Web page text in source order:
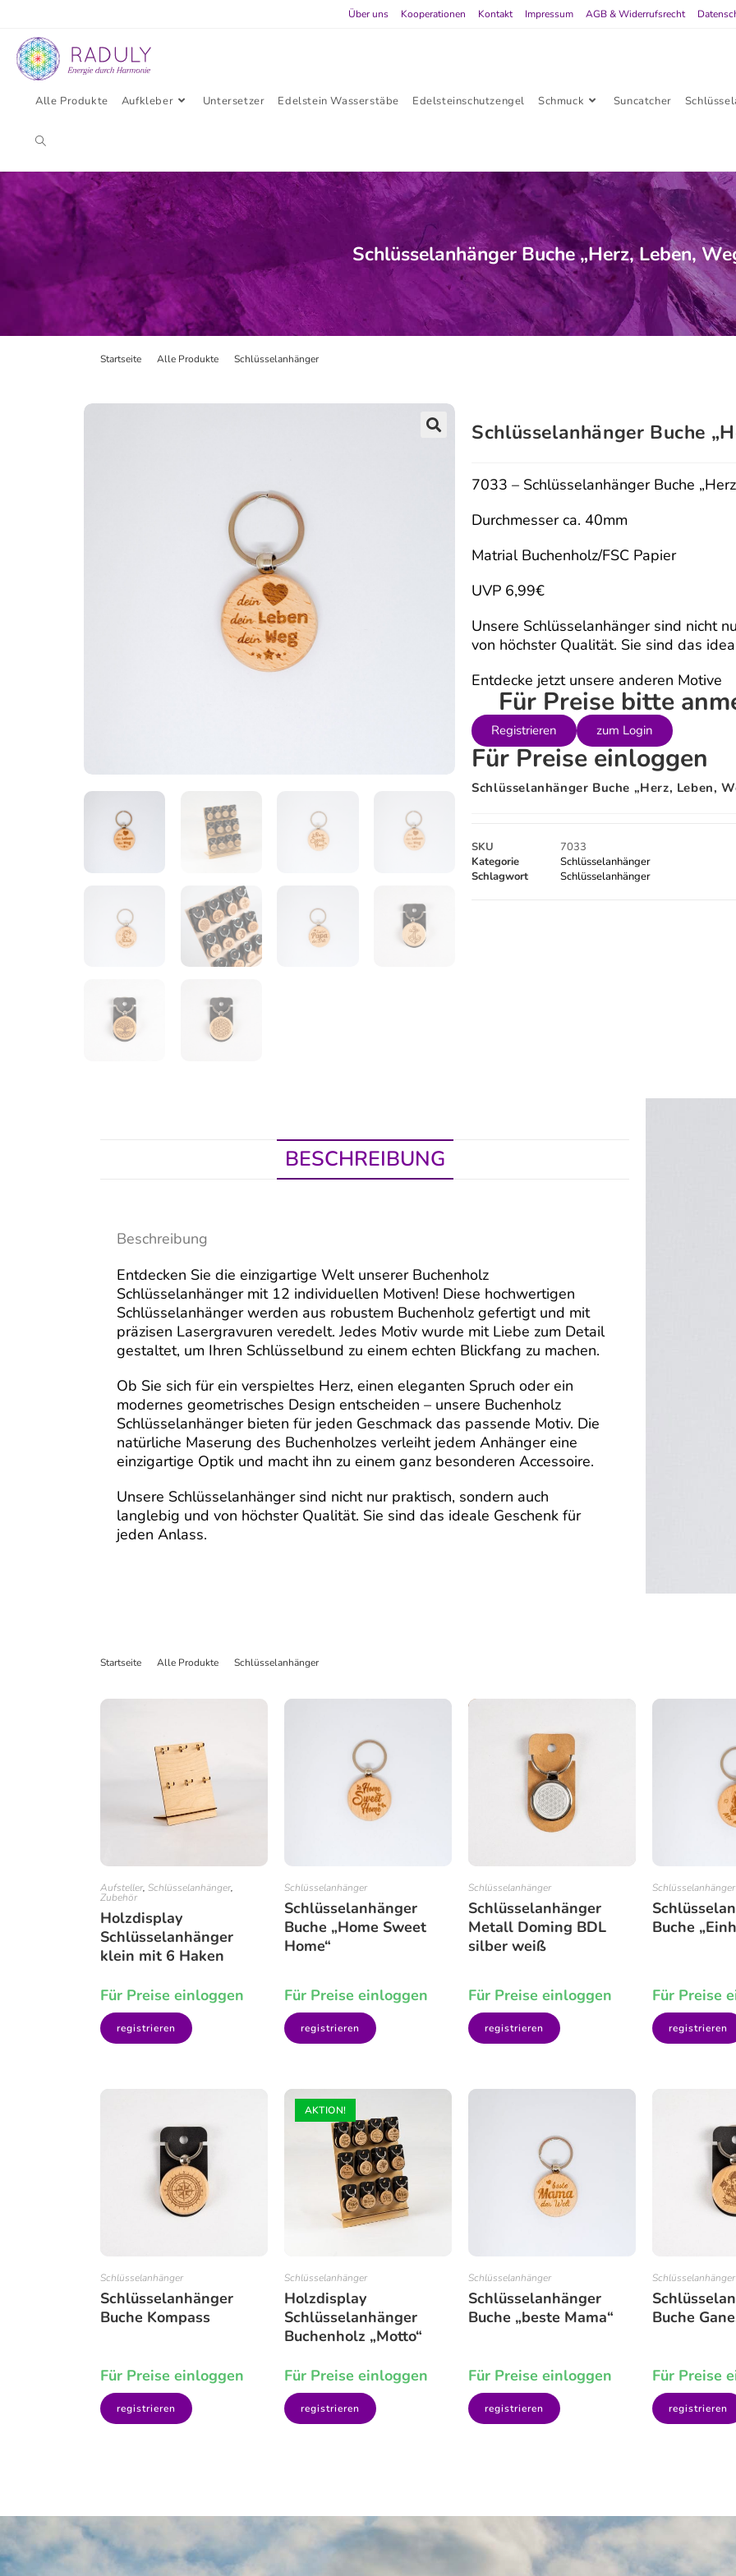
Über uns Kooperationen Kontakt Impressum AGB & Widerrufsrecht
Alle Produkte Aufkleber Untersetzer Edelstein Wasserstäbe Edelsteinschutzengel Schmuck Suncatcher
Schlüsselanhänger Buche „Herz, Leben,
Startseite Alle Produkte Schlüsselanhänger
Schlüsselanhänger Buche
7033 – Schlüsselanhänger Buche
Durchmesser ca. 40mm
Matrial Buchenholz/FSC Papier
UVP 6,99€
Unsere Schlüsselanhänger sind nicht
von höchster Qualität. Sie sind das
Entdecke jetzt unsere anderen Motive
Für Preise bitte
Registrieren zum Login
Für Preise einloggen
Schlüsselanhänger Buche „Herz, Leben,
SKU
7033
Kategorie
Schlüsselanhänger
Schlagwort
Schlüsselanhänger
BESCHREIBUNG
Beschreibung
Entdecken Sie die einzigartige Welt unserer Buchenholz
Schlüsselanhänger mit 12 individuellen Motiven! Diese hochwertigen
Schlüsselanhänger werden aus robustem Buchenholz gefertigt und mit
präzisen Lasergravuren veredelt. Jedes Motiv wurde mit Liebe zum Detail
gestaltet, um Ihren Schlüsselbund zu einem echten Blickfang zu machen.
Ob Sie sich für ein verspieltes Herz, einen eleganten Spruch oder ein
modernes geometrisches Design entscheiden – unsere Buchenholz
Schlüsselanhänger bieten für jeden Geschmack das passende Motiv. Die
natürliche Maserung des Buchenholzes verleiht jedem Anhänger eine
einzigartige Optik und macht ihn zu einem ganz besonderen Accessoire.
Unsere Schlüsselanhänger sind nicht nur praktisch, sondern auch
langlebig und von höchster Qualität. Sie sind das ideale Geschenk für
jeden Anlass.
Startseite Alle Produkte Schlüsselanhänger
Aufsteller, Schlüsselanhänger,
Zubehör
Holzdisplay
Schlüsselanhänger
klein mit 6 Haken
Für Preise einloggen
registrieren
Schlüsselanhänger
Schlüsselanhänger
Buche „Home Sweet
Home“
Für Preise einloggen
registrieren
Schlüsselanhänger
Schlüsselanhänger
Metall Doming BDL
silber weiß
Für Preise einloggen
registrieren
Schlüsselanhänger
Buche
Für Preise
registrieren
Schlüsselanhänger
Schlüsselanhänger
Buche Kompass
Für Preise einloggen
registrieren
AKTION!
Schlüsselanhänger
Holzdisplay
Schlüsselanhänger
Buchenholz „Motto“
Für Preise einloggen
registrieren
Schlüsselanhänger
Schlüsselanhänger
Buche „beste Mama“
Für Preise einloggen
registrieren
Schlüsselanhänger
Buche
Für Preise
registrieren